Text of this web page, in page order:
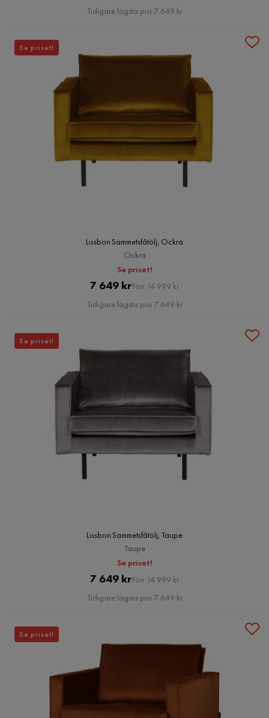
Pris
Tidigare lägsta pris 7 649 kr
Lissbon Sammetsfåtölj, Ockra
Ockra
Se priset!
Pris
7 649 krOriginal
Pris
Förr 14 999 kr
Tidigare lägsta pris 7 649 kr
Se priset!
Lissbon Sammetsfåtölj, Taupe
Taupe
Se priset!
Pris
7 649 krOriginal
Pris
Förr 14 999 kr
Tidigare lägsta pris 7 649 kr
Se priset!
Se priset!